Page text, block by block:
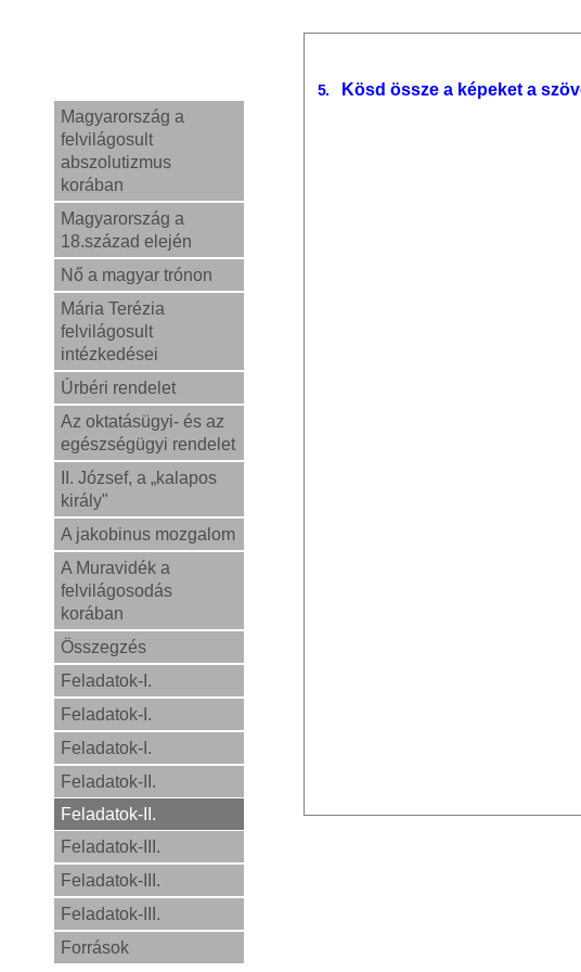
Magyarország a
felvilágosult
abszolutizmus
korában
Magyarország a
18.század elején
Nő a magyar trónon
Mária Terézia
felvilágosult
intézkedései
Úrbéri rendelet
Az oktatásügyi- és az
egészségügyi rendelet
II. József, a „kalapos
király"
A jakobinus mozgalom
A Muravidék a
felvilágosodás
korában
Összegzés
Feladatok-I.
Feladatok-I.
Feladatok-I.
Feladatok-II.
Feladatok-II.
Feladatok-III.
Feladatok-III.
Feladatok-III.
Források
5. Kösd össze a képeket a